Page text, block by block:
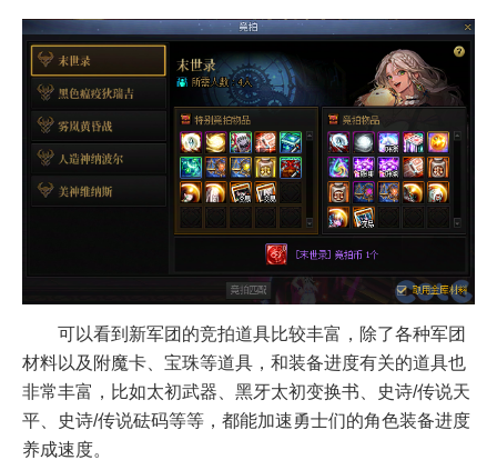
可以看到新军团的竞拍道具比较丰富，除了各种军团
材料以及附魔卡、宝珠等道具，和装备进度有关的道具也
非常丰富，比如太初武器、黑牙太初变换书、史诗/传说天
平、史诗/传说砝码等等，都能加速勇士们的角色装备进度
养成速度。